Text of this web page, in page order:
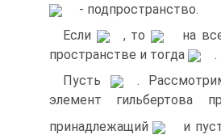
- подпространство.
Если
, то
на
пространстве и тогда
.
Пусть
.
элемент гильбертова
принадлежащий
и